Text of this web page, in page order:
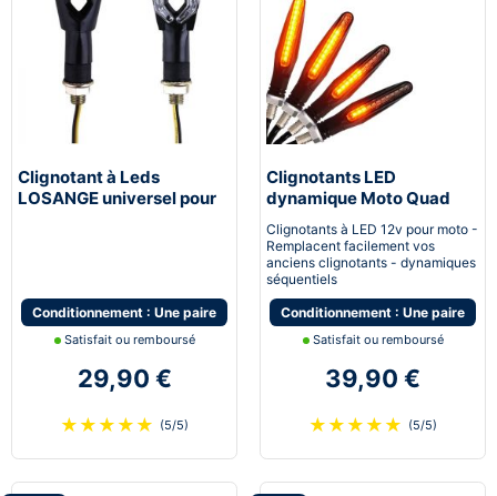
Clignotant à Leds
LOSANGE universel pour
Conditionnement : Une paire
Satisfait ou remboursé
29,90 €
★ ★ ★ ★ ★ (5/5)
Clignotants LED
dynamique Moto Quad
Scooter Next-Tech®
Clignotants à LED 12v pour moto -
Remplacent facilement vos
anciens clignotants - dynamiques
séquentiels
Conditionnement : Une paire
Satisfait ou remboursé
39,90 €
★ ★ ★ ★ ★ (5/5)